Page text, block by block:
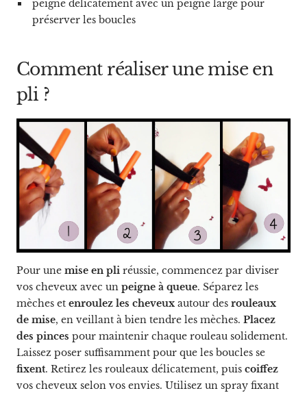
peigne délicatement avec un peigne large pour
préserver les boucles
Comment réaliser une mise en
pli ?
Pour une mise en pli réussie, commencez par diviser
vos cheveux avec un peigne à queue. Séparez les
mèches et enroulez les cheveux autour des rouleaux
de mise, en veillant à bien tendre les mèches. Placez
des pinces pour maintenir chaque rouleau solidement.
Laissez poser suffisamment pour que les boucles se
fixent. Retirez les rouleaux délicatement, puis coiffez
vos cheveux selon vos envies. Utilisez un spray fixant